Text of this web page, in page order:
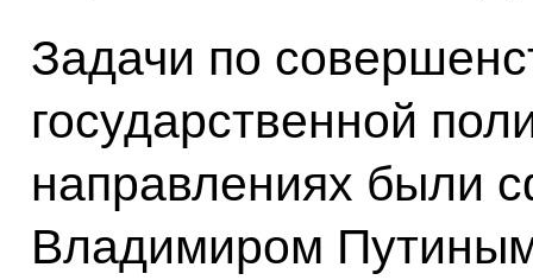
Задачи по
государственной
направлениях были
Владимиром